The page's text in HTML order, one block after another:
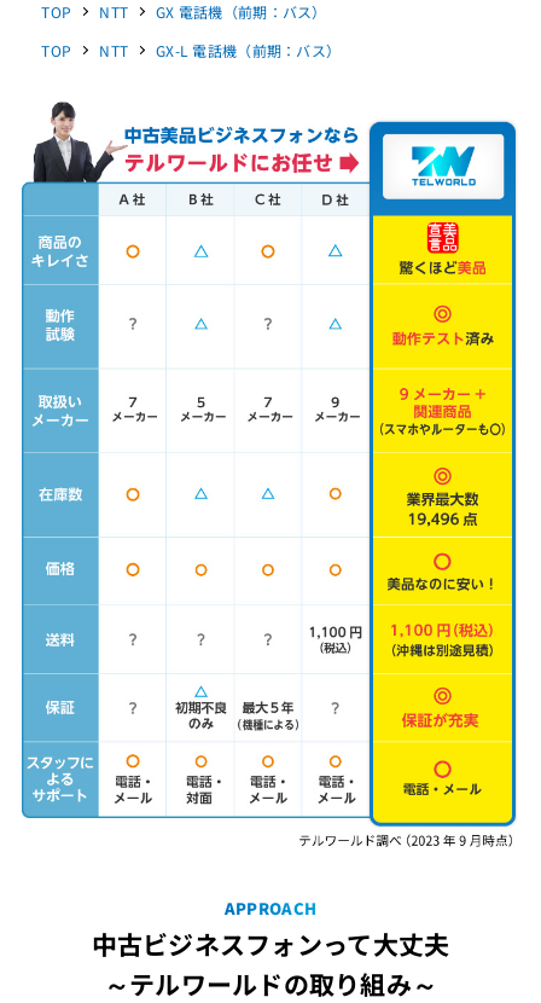
TOP NTT
GX 電話機（前期：バス）
TOP
NTT GX-L 電話機（前期：バス）
APPROACH
中古ビジネスフォンって大丈夫
～テルワールドの取り組み～